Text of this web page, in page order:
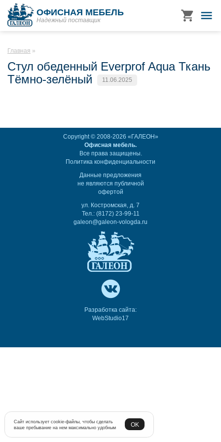
ОФИСНАЯ МЕБЕЛЬ
Надежный поставщик
Главная
Стул обеденный Everprof Aqua Ткань
Тёмно-зелёный
11.06.2025
Copyright © 2008-2026 «ГАЛЕОН»
Офисная мебель.
Все права защищены.
Политика конфиденциальности
Данные предложения
не являются публичной
офертой
ул. Костромская, д. 7
Тел.: (8172) 23-99-11
galeon@galeon-vologda.ru
Разработка сайта:
WebStudio17
Сайт использует cookie-файлы, чтобы сделать
ваше пребывание на нем максимально удобным
OK